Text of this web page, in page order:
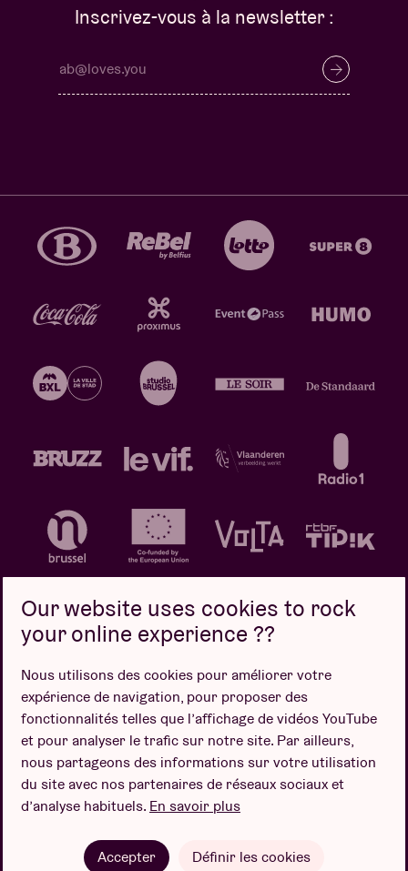
Inscrivez-vous à la newsletter :
Politique de confidentialité
Politique de cookies
Conditions de vente
Design par
Our website uses cookies to rock
your online experience ??
Nous utilisons des cookies pour améliorer votre
expérience de navigation, pour proposer des
fonctionnalités telles que l’affichage de vidéos YouTube
et pour analyser le trafic sur notre site. Par ailleurs,
nous partageons des informations sur votre utilisation
du site avec nos partenaires de réseaux sociaux et
d’analyse habituels. En savoir plus
Accepter Définir les cookies